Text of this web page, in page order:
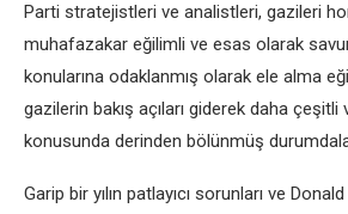
Parti stratejistleri ve analistleri, gazileri
muhafazakar eğilimli ve esas olarak
konularına odaklanmış olarak ele alma
gazilerin bakış açıları giderek daha
konusunda derinden bölünmüş
Garip bir yılın patlayıcı sorunları ve Donald